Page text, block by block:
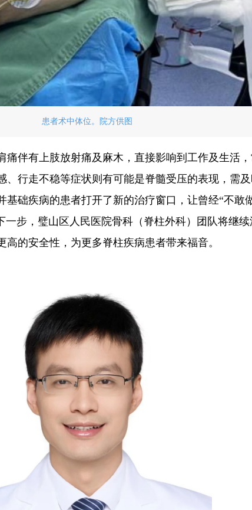
患者术中体位。院方供图
痛伴有上肢放射痛及麻木，直接影响到工作及生活
行走不稳等症状则有可能是脊髓受压的表现，需及
基础疾病的患者打开了新的治疗窗口，让曾经“不敢
一步，璧山区人民医院骨科（脊柱外科）团队将继
的安全性，为更多脊柱疾病患者带来福音。